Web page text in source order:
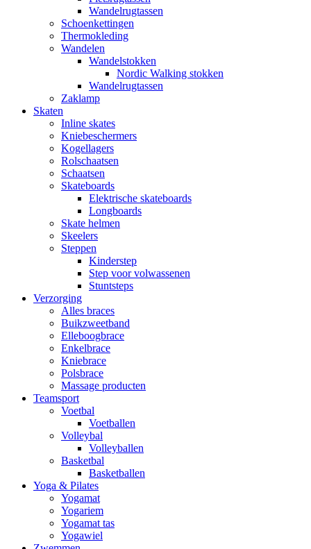
Wandelrugtassen
Schoenkettingen
Thermokleding
Wandelen
Wandelstokken
Nordic Walking stokken
Wandelrugtassen
Zaklamp
Skaten
Inline skates
Kniebeschermers
Kogellagers
Rolschaatsen
Schaatsen
Skateboards
Elektrische skateboards
Longboards
Skate helmen
Skeelers
Steppen
Kinderstep
Step voor volwassenen
Stuntsteps
Verzorging
Alles braces
Buikzweetband
Elleboogbrace
Enkelbrace
Kniebrace
Polsbrace
Massage producten
Teamsport
Voetbal
Voetballen
Volleybal
Volleyballen
Basketbal
Basketballen
Yoga & Pilates
Yogamat
Yogariem
Yogamat tas
Yogawiel